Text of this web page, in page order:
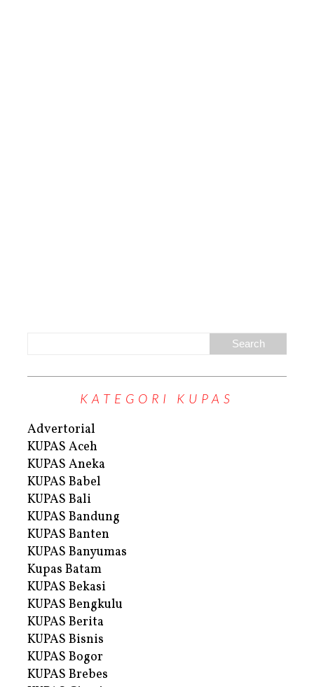
KATEGORI KUPAS
Advertorial
KUPAS Aceh
KUPAS Aneka
KUPAS Babel
KUPAS Bali
KUPAS Bandung
KUPAS Banten
KUPAS Banyumas
Kupas Batam
KUPAS Bekasi
KUPAS Bengkulu
KUPAS Berita
KUPAS Bisnis
KUPAS Bogor
KUPAS Brebes